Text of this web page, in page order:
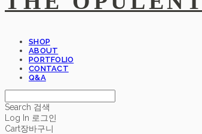
SHOP
ABOUT
PORTFOLIO
CONTACT
Q&A
Search 검색
Log In 로그인
Cart장바구니